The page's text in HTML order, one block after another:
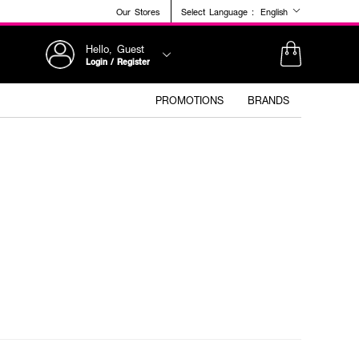
Our Stores Select Language : English
Hello, Guest
Login / Register
PROMOTIONS BRANDS